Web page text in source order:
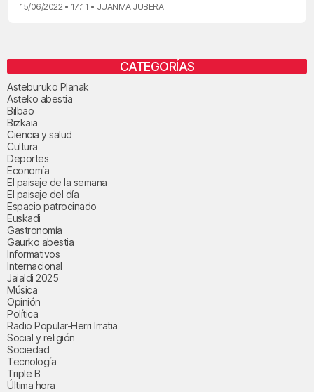
15/06/2022 • 17:11 • JUANMA JUBERA
CATEGORÍAS
Asteburuko Planak
Asteko abestia
Bilbao
Bizkaia
Ciencia y salud
Cultura
Deportes
Economía
El paisaje de la semana
El paisaje del día
Espacio patrocinado
Euskadi
Gastronomía
Gaurko abestia
Informativos
Internacional
Jaialdi 2025
Música
Opinión
Política
Radio Popular-Herri Irratia
Social y religión
Sociedad
Tecnología
Triple B
Última hora